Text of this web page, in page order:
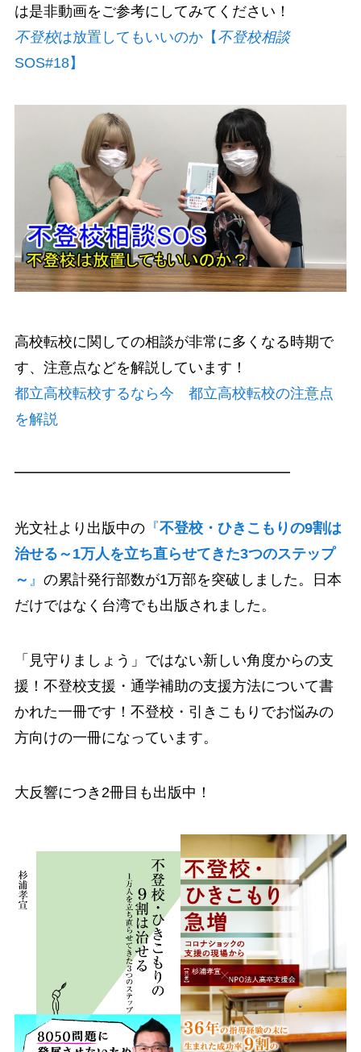
は是非動画をご参考にしてみてください！
不登校は放置してもいいのか【 不登校相談
SOS#18】
高校転校に関しての相談が非常に多くなる時期で
す、注意点などを解説しています！
都立高校転校するなら今 都立高校転校の注意点
を解説
━━━━━━━━━━━━━━━━━━━
光文社より出版中の『不登校・ひきこもりの9割は
治せる～1万人を立ち直らせてきた3つのステップ
～ 』 の累計発行部数が1万部を突破しました。日本
だけではなく台湾でも出版されました。
「見守りましょう」ではない新しい角度からの支
援！不登校支援・通学補助の支援方法について書
かれた一冊です！不登校・引きこもりでお悩みの
方向けの一冊になっています。
大反響につき2冊目も出版中！